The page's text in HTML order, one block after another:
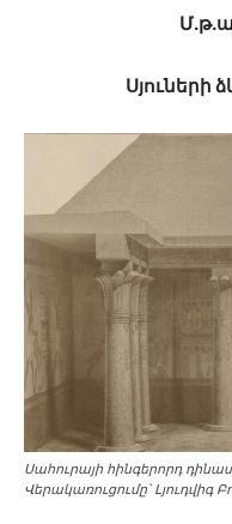
Սյուների
Սահուրայի հինգերորդ
Վերակառուցումը՝ Լյուդվիգ